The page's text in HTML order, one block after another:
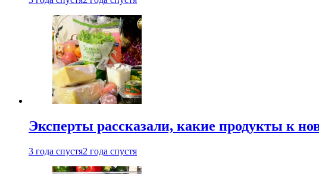
Эксперты рассказали, какие продукты к
3 года спустя2 года спустя